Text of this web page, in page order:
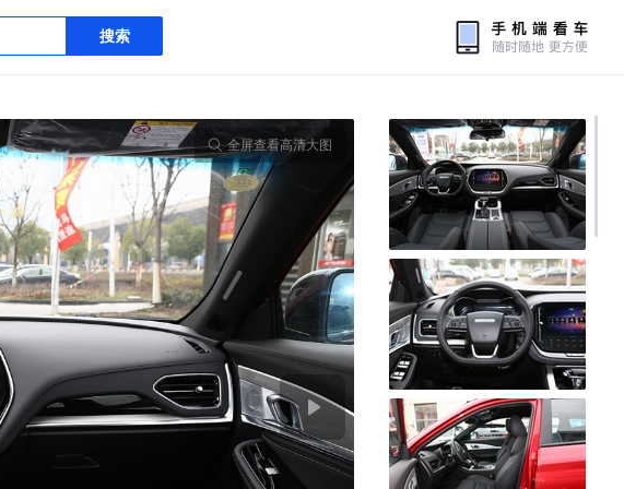
搜索
全屏查看高清大图